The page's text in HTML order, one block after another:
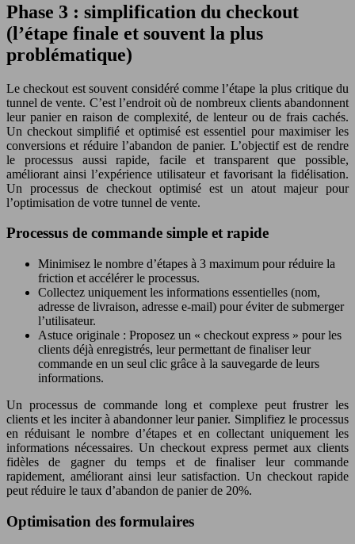
Phase 3 : simplification du checkout
(l’étape finale et souvent la plus
problématique)
Le checkout est souvent considéré comme l’étape la plus critique du
tunnel de vente. C’est l’endroit où de nombreux clients abandonnent
leur panier en raison de complexité, de lenteur ou de frais cachés.
Un checkout simplifié et optimisé est essentiel pour maximiser les
conversions et réduire l’abandon de panier. L’objectif est de rendre
le processus aussi rapide, facile et transparent que possible,
améliorant ainsi l’expérience utilisateur et favorisant la fidélisation.
Un processus de checkout optimisé est un atout majeur pour
l’optimisation de votre tunnel de vente.
Processus de commande simple et rapide
Minimisez le nombre d’étapes à 3 maximum pour réduire la
friction et accélérer le processus.
Collectez uniquement les informations essentielles (nom,
adresse de livraison, adresse e-mail) pour éviter de submerger
l’utilisateur.
Astuce originale : Proposez un « checkout express » pour les
clients déjà enregistrés, leur permettant de finaliser leur
commande en un seul clic grâce à la sauvegarde de leurs
informations.
Un processus de commande long et complexe peut frustrer les
clients et les inciter à abandonner leur panier. Simplifiez le processus
en réduisant le nombre d’étapes et en collectant uniquement les
informations nécessaires. Un checkout express permet aux clients
fidèles de gagner du temps et de finaliser leur commande
rapidement, améliorant ainsi leur satisfaction. Un checkout rapide
peut réduire le taux d’abandon de panier de 20%.
Optimisation des formulaires